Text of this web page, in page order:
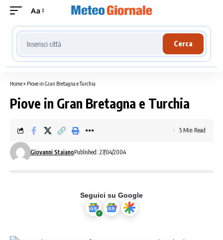
Aa
Cerca località meteo
Cerca
Home» Piove in Gran Bretagna e Turchia
Piove in Gran Bretagna e Turchia
Giovanni StaianoPublished: 27/04/2004
5 Min Read
Seguici su Google